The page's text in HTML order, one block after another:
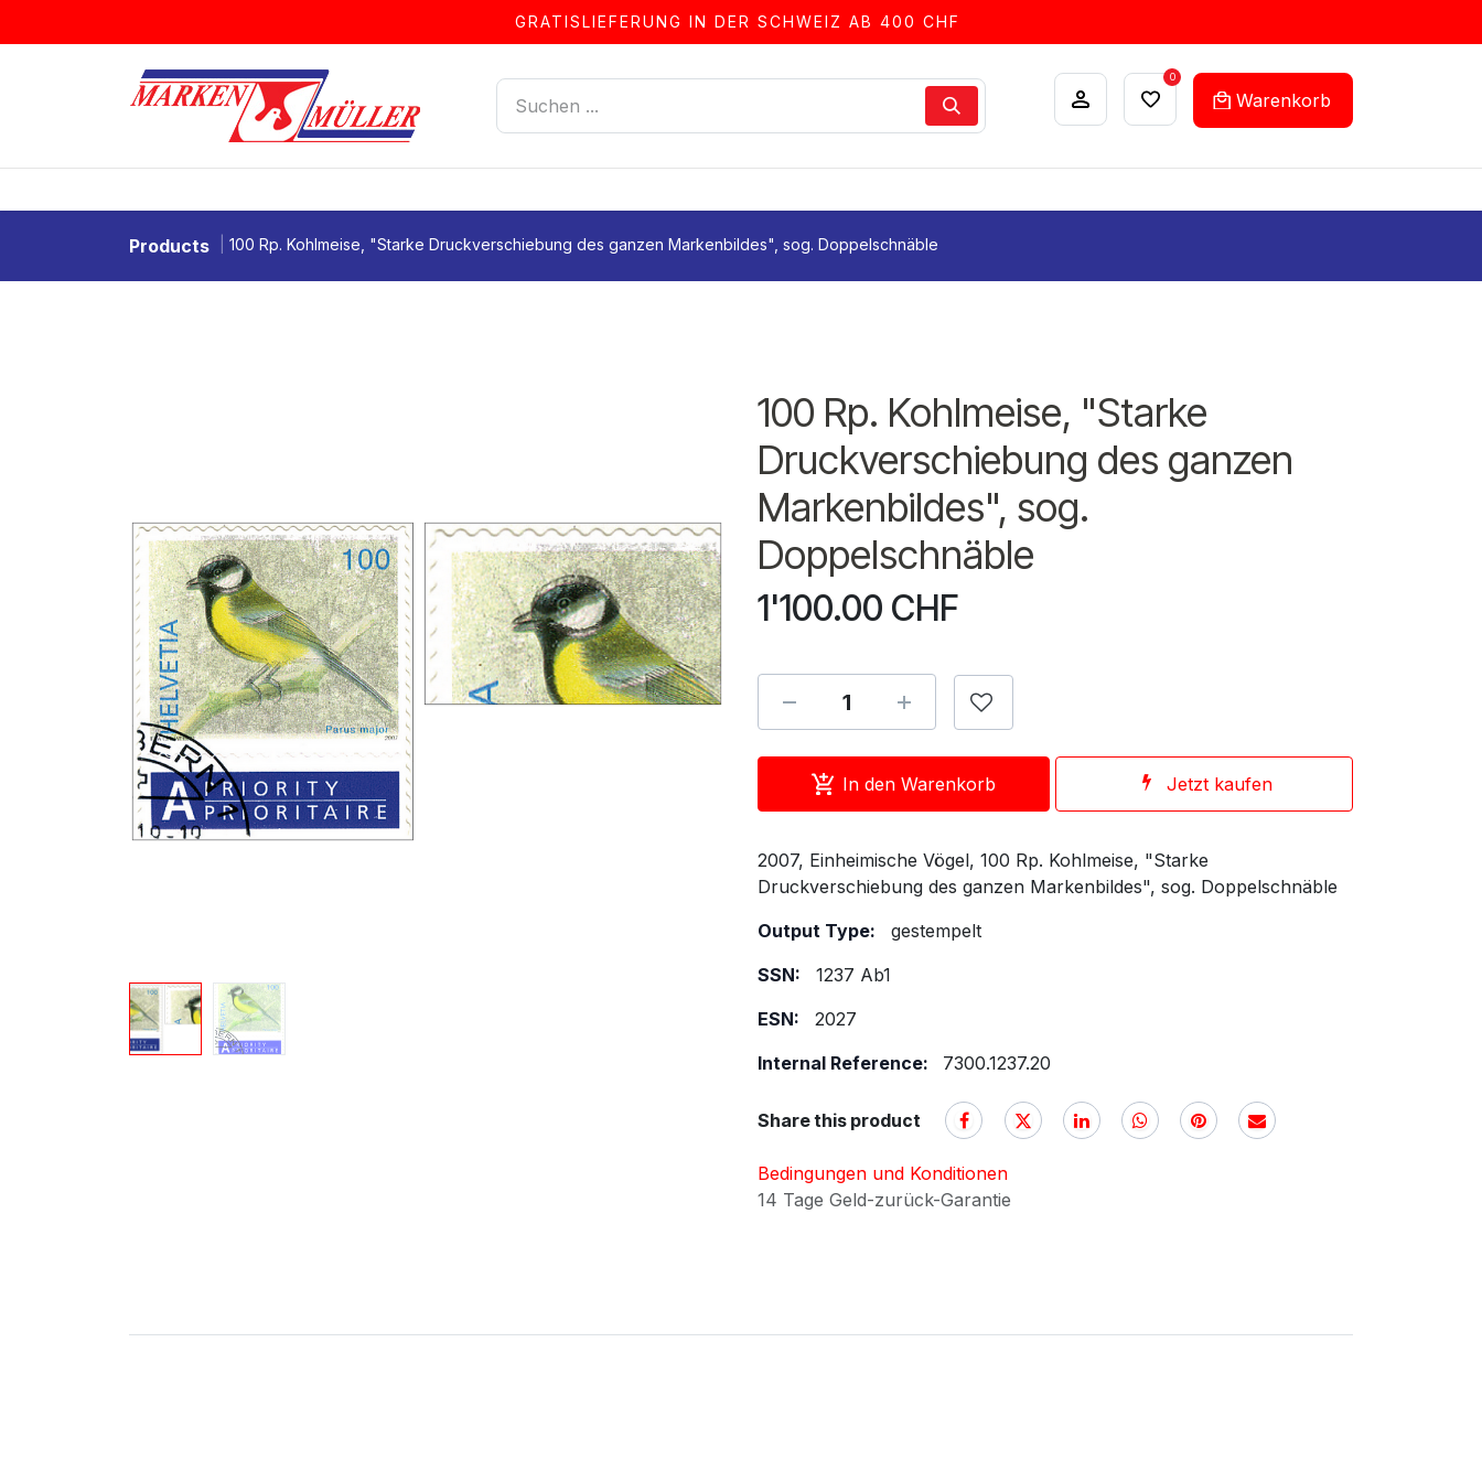
GRATISLIEFERUNG IN DER SCHWEIZ AB 400 CHF
0
Warenkorb
Products 100 Rp. Kohlmeise, "Starke Druckverschiebung des ganzen Markenbildes", sog. Doppelschnäble
100 Rp. Kohlmeise, "Starke
Druckverschiebung des ganzen
Markenbildes", sog.
Doppelschnäble
1'100.00 CHF
In den Warenkorb Jetzt kaufen
2007, Einheimische Vögel, 100 Rp. Kohlmeise, "Starke
Druckverschiebung des ganzen Markenbildes", sog. Doppelschnäble
Output Type:
gestempelt
SSN:
1237 Ab1
ESN:
2027
Internal Reference:
7300.1237.20
Share this product
Bedingungen und Konditionen
14 Tage Geld-zurück-Garantie